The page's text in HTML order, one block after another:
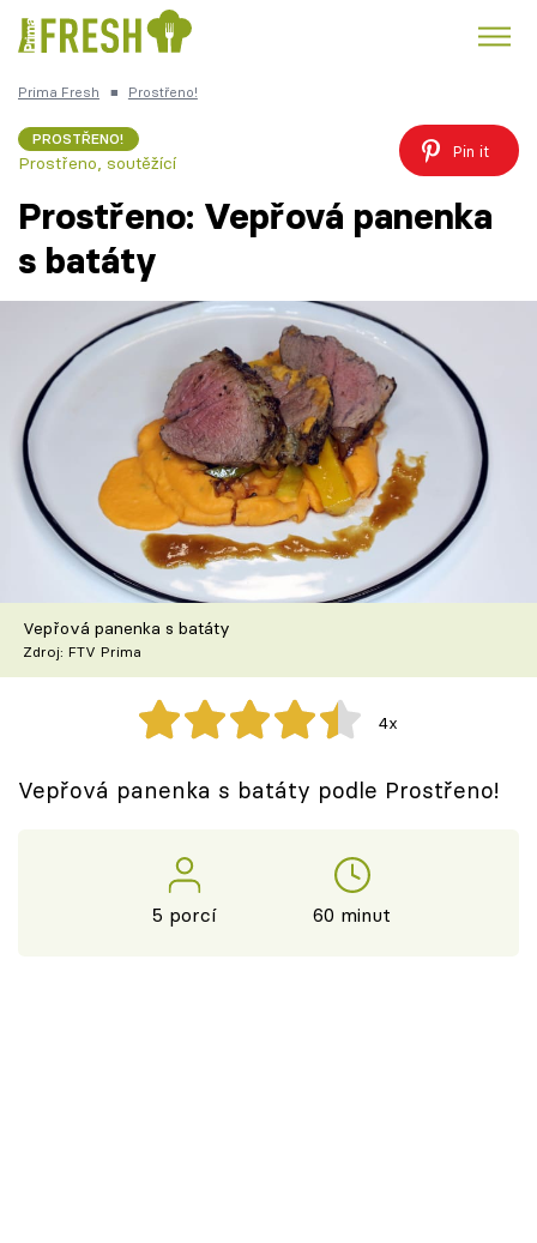
Česká kuchyně
Témata
Recepty
TV Program
Škola vaření
Recepty z TV
Speciál: Cuketa
Těhotnej kuchař
Sledujte prima+
Prima Fresh ■ Prostřeno!
PROSTŘENO!
Prostřeno, soutěžící
Pin it
Prostřeno: Vepřová panenka
s batáty
Vepřová panenka s batáty
Zdroj: FTV Prima
4x
Vepřová panenka s batáty podle Prostřeno!
5 porcí 60 minut